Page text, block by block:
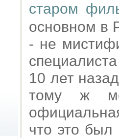
старом
основном в
- не
10 лет
тому ж
что это